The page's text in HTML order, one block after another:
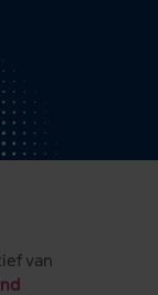
van